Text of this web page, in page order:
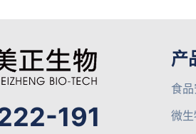
191
产
食
微生